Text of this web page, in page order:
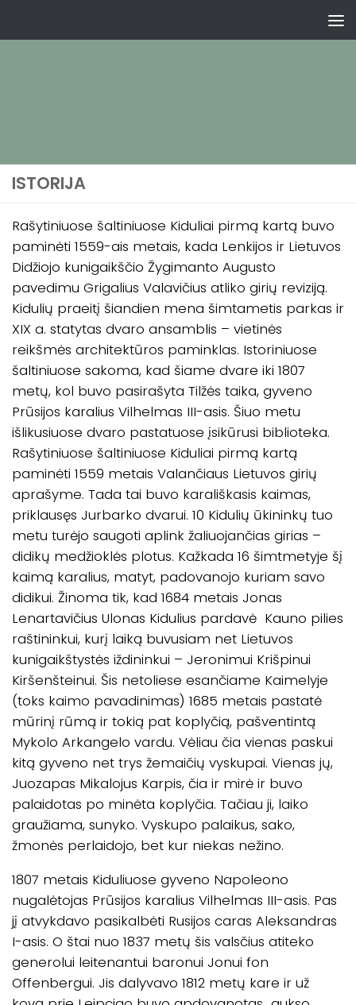
ISTORIJA
Rašytiniuose šaltiniuose Kiduliai pirmą kartą buvo
paminėti 1559-ais metais, kada Lenkijos ir Lietuvos
Didžiojo kunigaikščio Žygimanto Augusto
pavedimu Grigalius Valavičius atliko girių reviziją.
Kidulių praeitį šiandien mena šimtametis parkas ir
XIX a. statytas dvaro ansamblis – vietinės
reikšmės architektūros paminklas. Istoriniuose
šaltiniuose sakoma, kad šiame dvare iki 1807
metų, kol buvo pasirašyta Tilžės taika, gyveno
Prūsijos karalius Vilhelmas III-asis. Šiuo metu
išlikusiuose dvaro pastatuose įsikūrusi biblioteka.
Rašytiniuose šaltiniuose Kiduliai pirmą kartą
paminėti 1559 metais Valančiaus Lietuvos girių
aprašyme. Tada tai buvo karališkasis kaimas,
priklausęs Jurbarko dvarui. 10 Kidulių ūkininkų tuo
metu turėjo saugoti aplink žaliuojančias girias –
didikų medžioklės plotus. Kažkada 16 šimtmetyje šį
kaimą karalius, matyt, padovanojo kuriam savo
didikui. Žinoma tik, kad 1684 metais Jonas
Lenartavičius Ulonas Kidulius pardavė Kauno pilies
raštininkui, kurį laiką buvusiam net Lietuvos
kunigaikštystės iždininkui – Jeronimui Krišpinui
Kiršenšteinui. Šis netoliese esančiame Kaimelyje
(toks kaimo pavadinimas) 1685 metais pastatė
mūrinį rūmą ir tokią pat koplyčią, pašventintą
Mykolo Arkangelo vardu. Vėliau čia vienas paskui
kitą gyveno net trys žemaičių vyskupai. Vienas jų,
Juozapas Mikalojus Karpis, čia ir mirė ir buvo
palaidotas po minėta koplyčia. Tačiau ji, laiko
graužiama, sunyko. Vyskupo palaikus, sako,
žmonės perlaidojo, bet kur niekas nežino.
1807 metais Kiduliuose gyveno Napoleono
nugalėtojas Prūsijos karalius Vilhelmas III-asis. Pas
jį atvykdavo pasikalbėti Rusijos caras Aleksandras
I-asis. O štai nuo 1837 metų šis valsčius atiteko
generolui leitenantui baronui Jonui fon
Offenbergui. Jis dalyvavo 1812 metų kare ir už